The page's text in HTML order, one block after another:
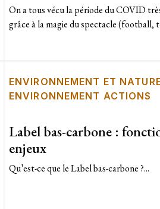
On a tous vécu la période du COVID
grâce à la magie du spectacle (football,
ENVIRONNEMENT ET
ENVIRONNEMENT ACTIONS
Label bas-carbone :
enjeux
Qu’est-ce que le Label bas-carbone ?...